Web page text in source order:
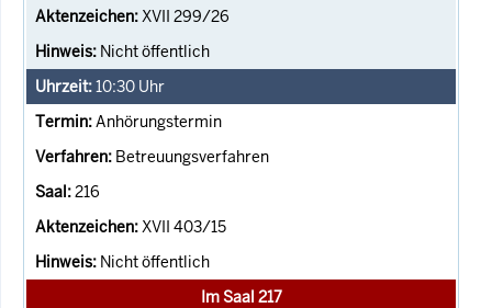
XVII 299/26
Nicht öffentlich
10:30 Uhr
Anhörungstermin
Betreuungsverfahren
216
XVII 403/15
Nicht öffentlich
Im Saal 217